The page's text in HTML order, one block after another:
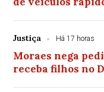
Justiça Há 17 horas
Moraes nega
receba filhos no